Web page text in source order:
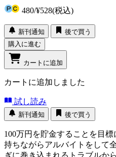
480/¥528(税込)
新刊通知
後で買う
購入に進む
カートに追加
カートに追加しました
試し読み
新刊通知 後で買う
100万円を貯金することを目
持ちながらアルバイトをして
ぎに巻き込まれるトラブル